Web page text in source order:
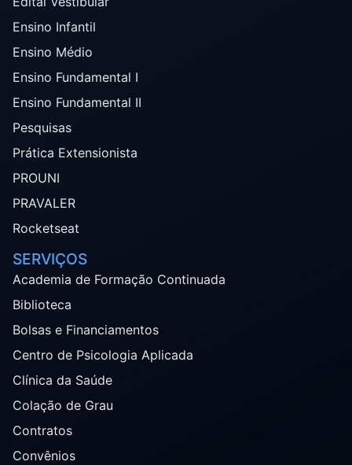
Ensino Infantil
Ensino Médio
Ensino Fundamental I
Ensino Fundamental II
Pesquisas
Prática Extensionista
PROUNI
PRAVALER
Rocketseat
SERVIÇOS
Academia de Formação Continuada
Biblioteca
Bolsas e Financiamentos
Centro de Psicologia Aplicada
Clínica da Saúde
Colação de Grau
Contratos
Convênios